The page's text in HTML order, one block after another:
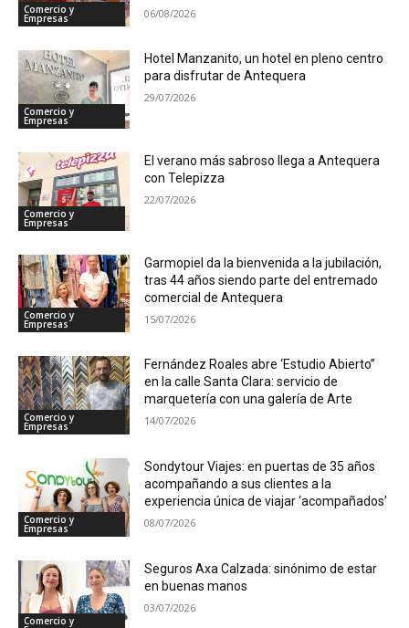
Comercio y
Empresas 06/08/2026
Comercio y
Empresas
Hotel Manzanito, un hotel en pleno centro
para disfrutar de Antequera
29/07/2026
Comercio y
Empresas
El verano más sabroso llega a Antequera
con Telepizza
22/07/2026
Comercio y
Empresas
Garmopiel da la bienvenida a la jubilación,
tras 44 años siendo parte del entremado
comercial de Antequera
15/07/2026
Comercio y
Empresas
Fernández Roales abre ‘Estudio Abierto”
en la calle Santa Clara: servicio de
marquetería con una galería de Arte
14/07/2026
Comercio y
Empresas
Sondytour Viajes: en puertas de 35 años
acompañando a sus clientes a la
experiencia única de viajar ‘acompañados’
08/07/2026
Comercio y
Seguros Axa Calzada: sinónimo de estar
en buenas manos
03/07/2026